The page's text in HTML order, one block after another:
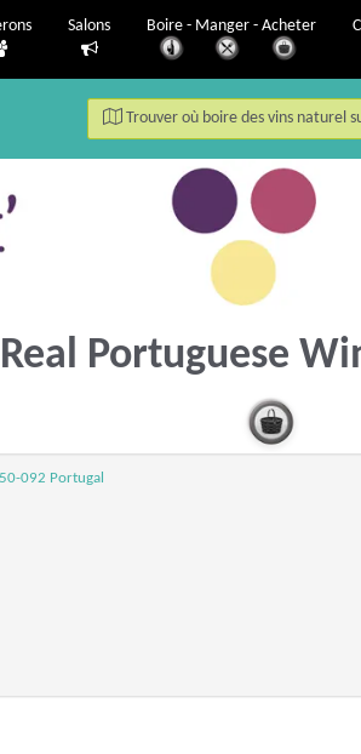
Salons Boire - Manger - Acheter
Trouver où boire des vins naturel
Real Portuguese
092 Portugal